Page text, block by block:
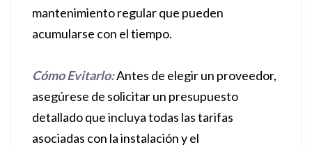
mantenimiento regular que pueden
acumularse con el tiempo.
Cómo Evitarlo:Antes de elegir un proveedor,
asegúrese de solicitar un presupuesto
detallado que incluya todas las tarifas
asociadas con la instalación y el